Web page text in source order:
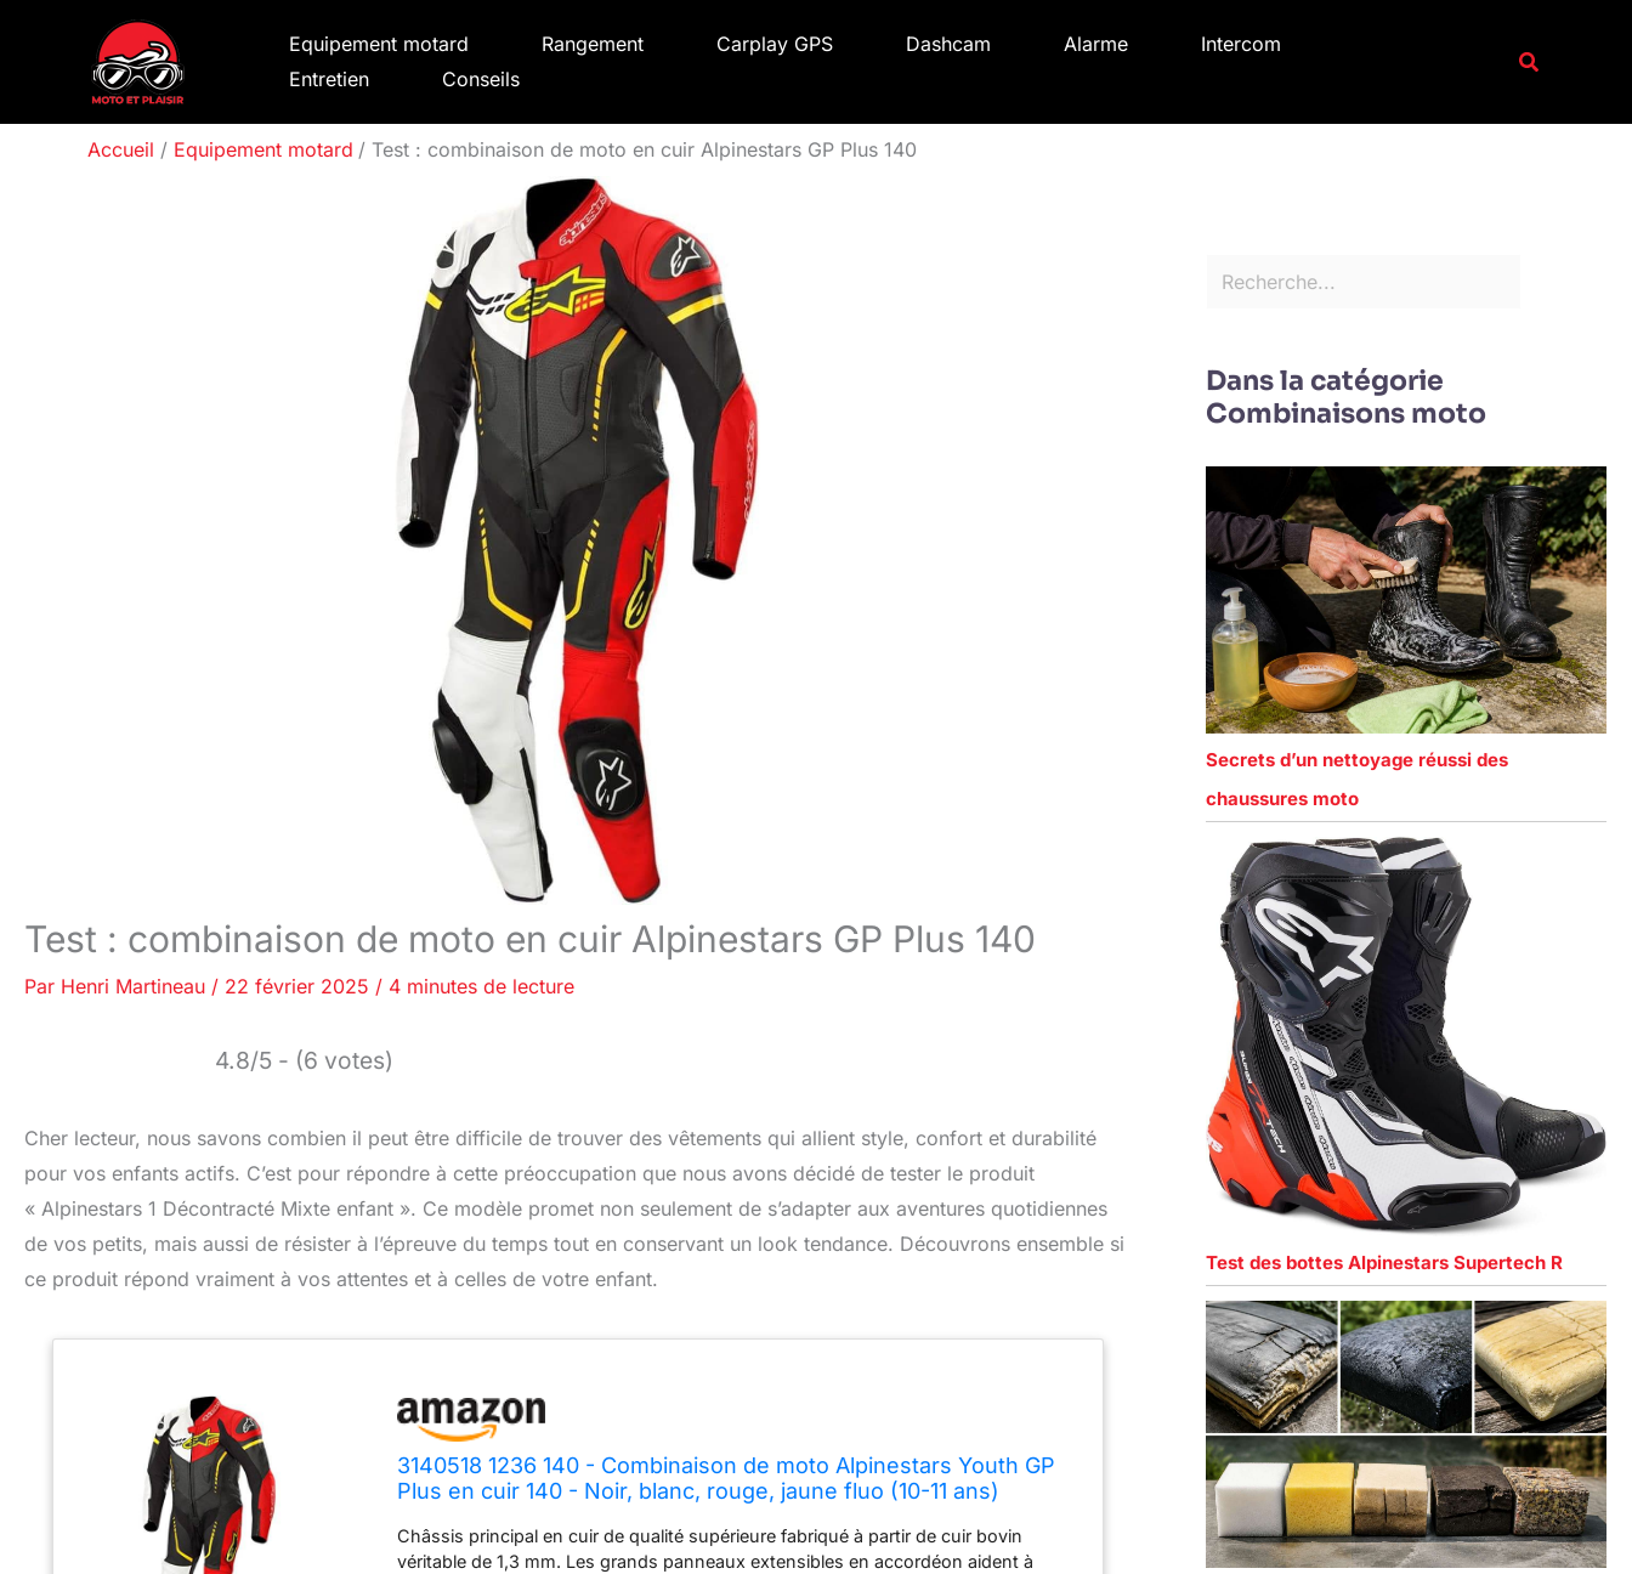
Equipement motard Rangement Carplay GPS Dashcam Alarme
Intercom
Entretien
Conseils
Accueil Equipement motard Test : combinaison de moto en cuir Alpinestars GP Plus 140
Test : combinaison de moto en cuir Alpinestars GP Plus 140
Par Henri Martineau / 22 février 2025 / 4 minutes de lecture
4.8/5 - (6 votes)
Cher lecteur, nous savons combien il peut être difficile de trouver des vêtements qui allient style, confort et durabilité
pour vos enfants actifs. C’est pour répondre à cette préoccupation que nous avons décidé de tester le produit
« Alpinestars 1 Décontracté Mixte enfant ». Ce modèle promet non seulement de s’adapter aux aventures quotidiennes
de vos petits, mais aussi de résister à l’épreuve du temps tout en conservant un look tendance. Découvrons ensemble si
ce produit répond vraiment à vos attentes et à celles de votre enfant.
3140518 1236 140 - Combinaison de moto Alpinestars Youth GP
Plus en cuir 140 - Noir, blanc, rouge, jaune fluo (10-11 ans)
Châssis principal en cuir de qualité supérieure fabriqué à partir de cuir bovin
véritable de 1,3 mm. Les grands panneaux extensibles en accordéon aident à
e
rDans la catégorie
Combinaisons moto
Secrets d’un nettoyage réussi des
chaussures moto
Test des bottes Alpinestars Supertech R